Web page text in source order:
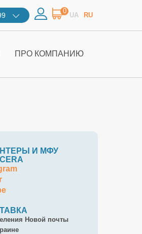
0
UA RU
ПРО КОМПАНИЮ
И МФУ
Новой почты